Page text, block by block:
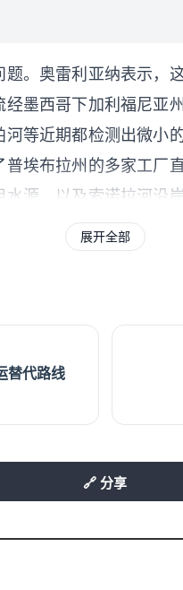
。奥雷利亚纳表示，
墨西哥下加利福尼亚
等近期都检测出微小
埃布拉州的多家工厂
源，以及索诺拉河沿
府蒙特雷与美国经济
废料。蒙特雷居民一
品或处理美国有害废弃
会了与疾病共存。”
出，中心内的儿童同
查发现，该市一家大
价就是在为美国人的过
展开全部
替代路线
🔗 分享